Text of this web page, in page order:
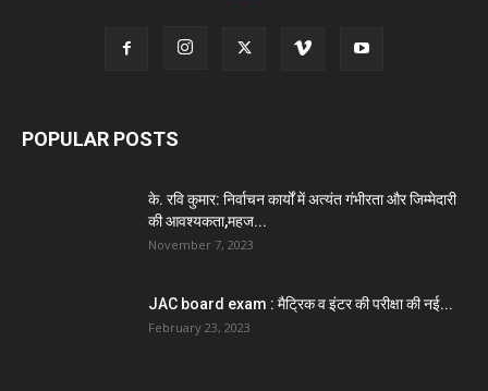
POPULAR POSTS
के. रवि कुमार: निर्वाचन कार्यों में अत्यंत गंभीरता और जिम्मेदारी
की आवश्यकता,महज...
November 7, 2023
JAC board exam : मैट्रिक व इंटर की परीक्षा की नई...
February 23, 2023